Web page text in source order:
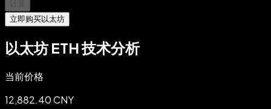
计算
立即购买以太坊
以太坊 ETH 技术分析
当前价格
12,882.40 CNY